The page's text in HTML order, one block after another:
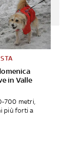
in Valle
700 metri,
più forti a